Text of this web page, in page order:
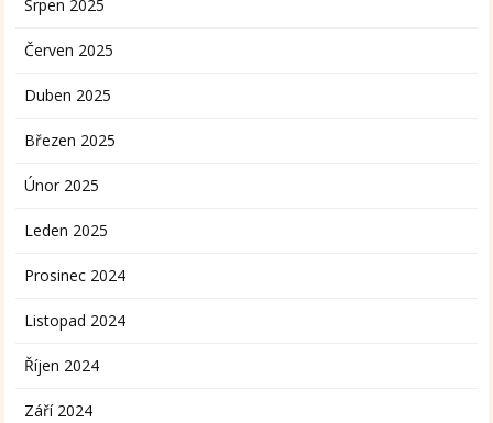
Srpen 2025
Červen 2025
Duben 2025
Březen 2025
Únor 2025
Leden 2025
Prosinec 2024
Listopad 2024
Říjen 2024
Září 2024